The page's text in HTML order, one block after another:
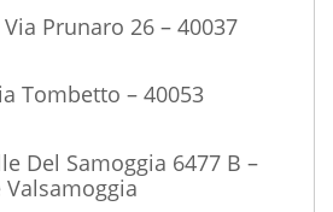
Via Prunaro 26 – 40037
Tombetto – 40053
Del Samoggia 6477 B –
Valsamoggia